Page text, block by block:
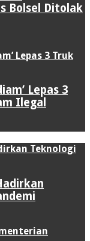
Bolsel Ditolak
Lepas 3
Ilegal